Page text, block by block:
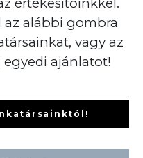
az alábbi gombra
vagy az
ajánlatot!